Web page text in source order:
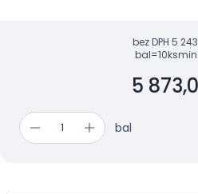
bez DPH 5
bal=10ks
5
bal